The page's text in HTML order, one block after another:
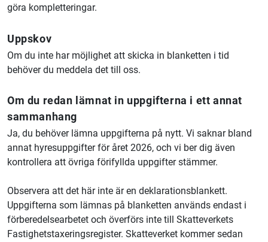
göra kompletteringar.
Uppskov
Om du inte har möjlighet att skicka in blanketten i tid
behöver du meddela det till oss.
Om du redan lämnat in uppgifterna i ett annat
sammanhang
Ja, du behöver lämna uppgifterna på nytt. Vi saknar bland
annat hyresuppgifter för året 2026, och vi ber dig även
kontrollera att övriga förifyllda uppgifter stämmer.
Observera att det här inte är en deklarationsblankett.
Uppgifterna som lämnas på blanketten används endast i
förberedelsearbetet och överförs inte till Skatteverkets
Fastighetstaxeringsregister. Skatteverket kommer sedan